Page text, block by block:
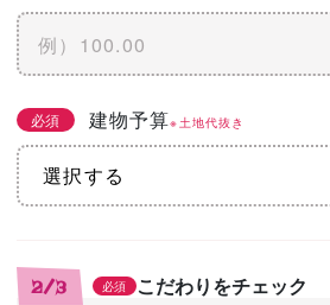
必須 建物予算※土地代抜き
2/3 必須 こだわりをチェック